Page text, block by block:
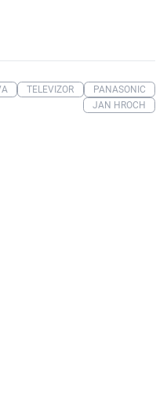
TELEVIZOR
PANASONIC
JAN HROCH